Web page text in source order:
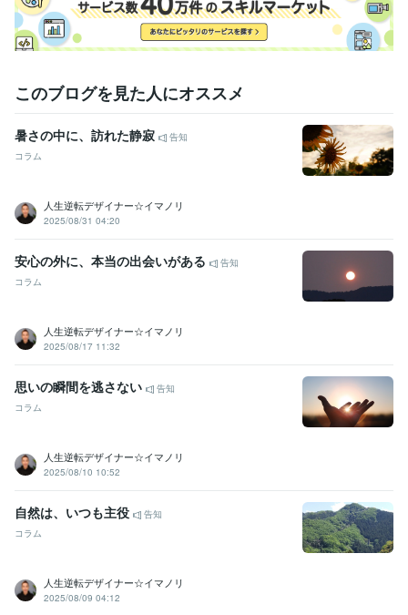
このブログを見た人にオススメ
暑さの中に、訪れた静寂
告知
コラム
人生逆転デザイナー☆イマノリ
2025/08/31 04:20
安心の外に、本当の出会いがある
告知
コラム
人生逆転デザイナー☆イマノリ
2025/08/17 11:32
思いの瞬間を逃さない
告知
コラム
人生逆転デザイナー☆イマノリ
2025/08/10 10:52
自然は、いつも主役
告知
コラム
人生逆転デザイナー☆イマノリ
2025/08/09 04:12